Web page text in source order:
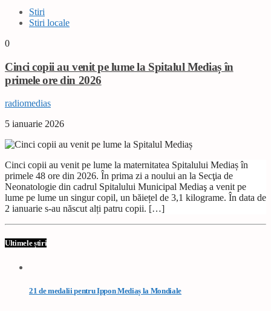
Stiri
Stiri locale
0
Cinci copii au venit pe lume la Spitalul Mediaș în
primele ore din 2026
radiomedias
5 ianuarie 2026
Cinci copii au venit pe lume la maternitatea Spitalului Mediaș în
primele 48 ore din 2026. În prima zi a noului an la Secţia de
Neonatologie din cadrul Spitalului Municipal Mediaş a venit pe
lume pe lume un singur copil, un băiețel de 3,1 kilograme. În data de
2 ianuarie s-au născut alți patru copii. […]
Ultimele știri
21 de medalii pentru Ippon Mediaș la Mondiale